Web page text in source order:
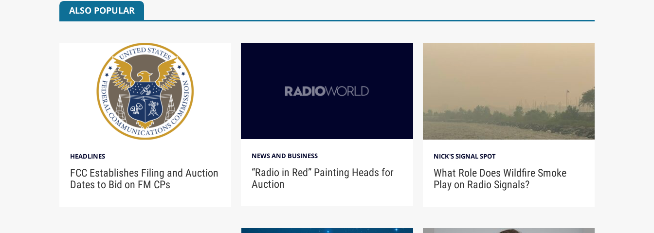
ALSO POPULAR
HEADLINES
FCC Establishes Filing and Auction
Dates to Bid on FM CPs
NEWS AND BUSINESS
“Radio in Red” Painting Heads for
Auction
NICK'S SIGNAL SPOT
What Role Does Wildfire Smoke
Play on Radio Signals?